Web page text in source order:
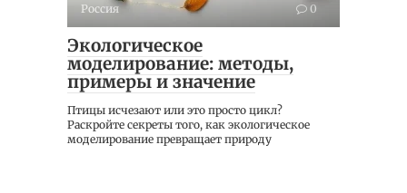
Россия 0
Экологическое
моделирование: методы,
примеры и значение
Птицы исчезают или это просто цикл?
Раскройте секреты того, как экологическое
моделирование превращает природу